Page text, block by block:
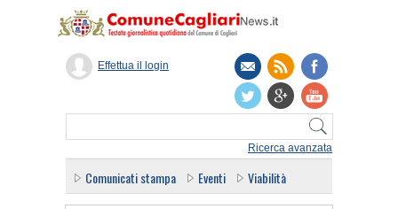
Ricerca avanzata
Effettua il login
Comunicati stampa Eventi Viabilità